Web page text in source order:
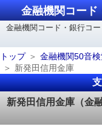
金融機関コード
金融機関コード・銀行コ
トップ
金融機関50音
新発田信用金庫
新発田信用金庫（金